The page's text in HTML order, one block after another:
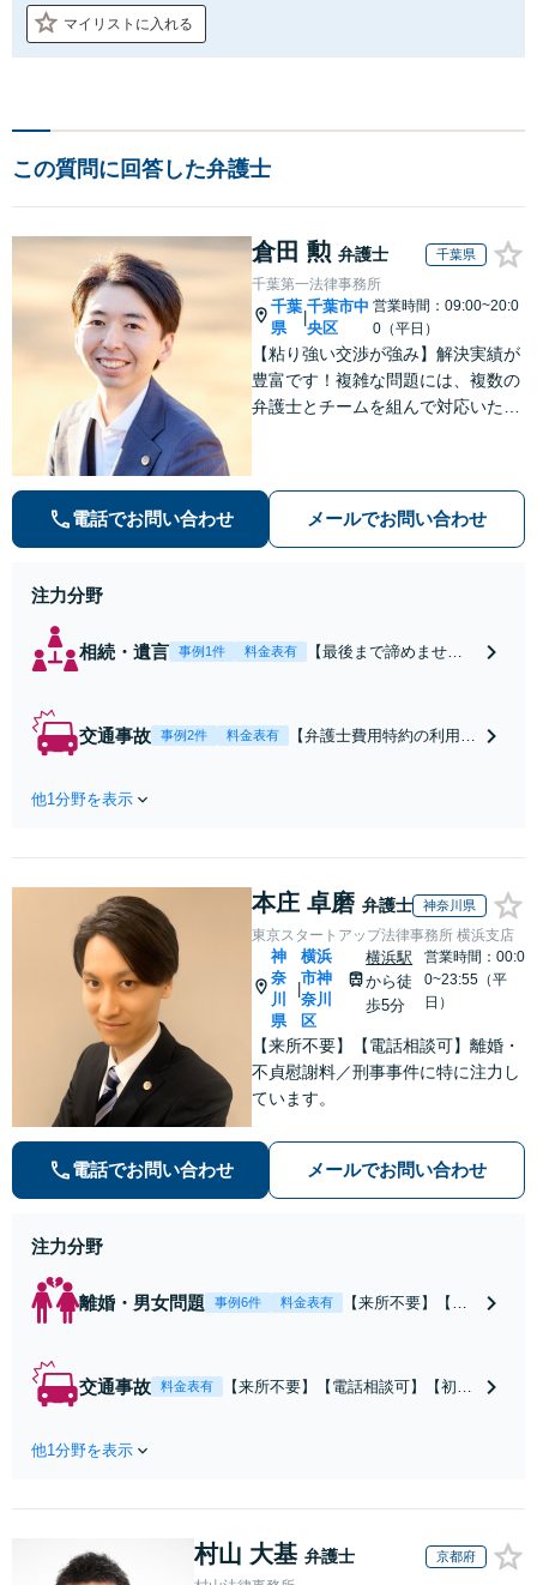
マイリストに入れる
この質問に回答した弁護士
倉田 勲 弁護士 千葉県
千葉第一法律事務所
千葉
県
千葉市中
央区
営業時間：09:00~20:0
0（平日）
【粘り強い交渉が強み】解決実績が
豊富です！複雑な問題には、複数の
弁護士とチームを組んで対応いたし
気軽にご相談ください。
電話でお問い合わせ メールでお問い合わせ
注力分野
相続・遺言 事例1件 料金表有
【最後まで諦めませ
合意してしまう前にご
放棄も対応可能。【JR
千葉駅近く】駐車場あ
り
交通事故 事例2件 料金表有
【弁護士費用特約の利用＆
我された方はまずご相談く
は損をしてしまうかもしれ
ません。代わりに交渉・手
続きをし、負担を軽減。
他1分野を表示
本庄 卓磨 弁護士 神奈川県
東京スタートアップ法律事務所 横浜支店
神
奈
川
県
横浜
市神
奈川
区
横浜駅
から徒
歩5分
営業時間：00:0
0~23:55（平
日）
【来所不要】【電話相談可】離婚・
不貞慰謝料／刑事事件に特に注力し
ています。
電話でお問い合わせ メールでお問い合わせ
注力分野
離婚・男女問題 事例6件 料金表有
【来所不要】【電
争点を整理し、見
交通事故 料金表有
【来所不要】【電話相談可】【初回
他1分野を表示
村山 大基 弁護士 京都府